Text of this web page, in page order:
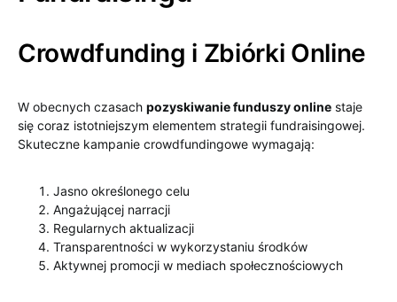
Crowdfunding i Zbiórki Online
W obecnych czasach pozyskiwanie funduszy online staje
się coraz istotniejszym elementem strategii fundraisingowej.
Skuteczne kampanie crowdfundingowe wymagają:
Jasno określonego celu
Angażującej narracji
Regularnych aktualizacji
Transparentności w wykorzystaniu środków
Aktywnej promocji w mediach społecznościowych